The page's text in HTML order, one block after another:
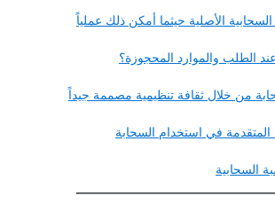
الأصلية حيثما أمكن ذلك عملياً
الطلب والموارد المحجوزة؟
من خلال ثقافة تنظيمية مصممة جيداً
في استخدام السحابة
السحابية